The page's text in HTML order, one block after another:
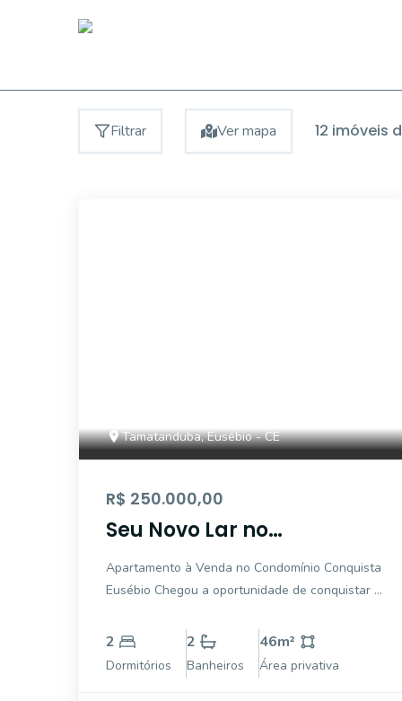
Filtrar Ver mapa 12 imóveis
Tamatanduba, Eusébio - CE
R$ 250.000,00
Seu Novo Lar no
Condomínio Conquista
Eusébio - Segurança,
Conforto e Qualidade de
Vida!
Apartamento à Venda no Condomínio Conquista
Eusébio Chegou a oportunidade de conquistar o
excelente apartamento oferece conforto,
segurança e uma área de lazer completa para
você aproveitar todos os momento
2
Dormitórios
2
Banheiros
46m²
Área privativa